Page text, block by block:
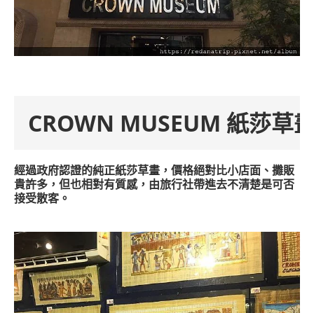
CROWN MUSEUM 紙莎草
經過政府認證的純正紙莎草畫，價格絕對比小店面、攤販
貴許多，但也相對有質感，由旅行社帶進去不清楚是可否
接受散客。